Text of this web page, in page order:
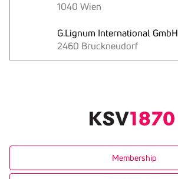
1040 Wien
G.Lignum International GmbH
2460 Bruckneudorf
Membership